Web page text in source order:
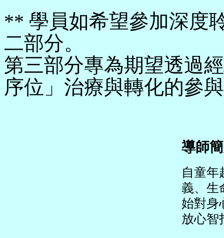
** 學員如希望參加深度
二部分。
第三部分專為期望透過
序位」治療與轉化的參
導師
自童年
義、生
始對身
放心智